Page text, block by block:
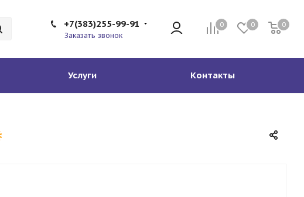
0 0 0
+7(383)255-99-91
Заказать звонок
Услуги Контакты